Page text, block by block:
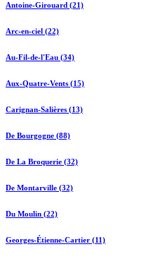
Antoine-Girouard (21)
Arc-en-ciel (22)
Au-Fil-de-l'Eau (34)
Aux-Quatre-Vents (15)
Carignan-Salières (13)
De Bourgogne (88)
De La Broquerie (32)
De Montarville (32)
Du Moulin (22)
Georges-Étienne-Cartier (11)